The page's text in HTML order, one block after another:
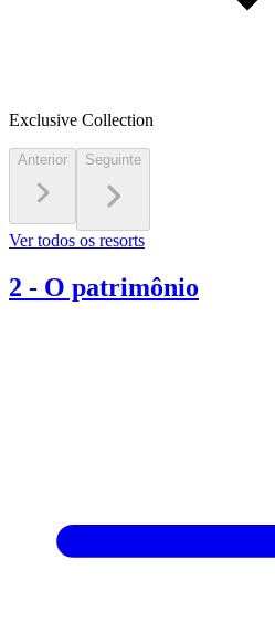
Exclusive Collection
Anterior Seguinte
Ver todos os resorts
2 - O patrimônio